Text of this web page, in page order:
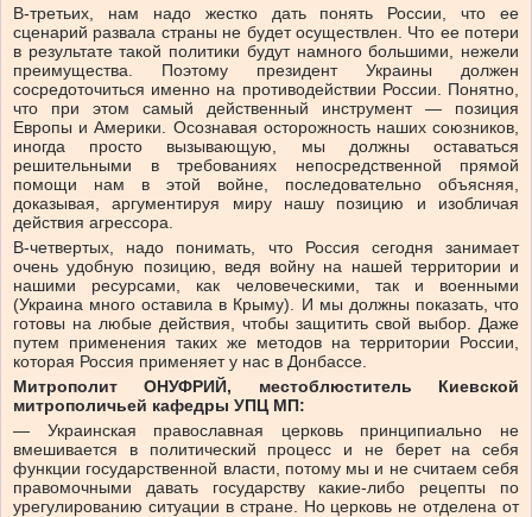
В-третьих, нам надо жестко дать понять России, что ее
сценарий развала страны не будет осуществлен. Что ее потери
в результате такой политики будут намного большими, нежели
преимущества. Поэтому президент Украины должен
сосредоточиться именно на противодействии России. Понятно,
что при этом самый действенный инструмент — позиция
Европы и Америки. Осознавая осторожность наших союзников,
иногда просто вызывающую, мы должны оставаться
решительными в требованиях непосредственной прямой
помощи нам в этой войне, последовательно объясняя,
доказывая, аргументируя миру нашу позицию и изобличая
действия агрессора.
В-четвертых, надо понимать, что Россия сегодня занимает
очень удобную позицию, ведя войну на нашей территории и
нашими ресурсами, как человеческими, так и военными
(Украина много оставила в Крыму). И мы должны показать, что
готовы на любые действия, чтобы защитить свой выбор. Даже
путем применения таких же методов на территории России,
которая Россия применяет у нас в Донбассе.
Митрополит ОНУФРИЙ, местоблюститель Киевской
митрополичьей кафедры УПЦ МП:
— Украинская православная церковь принципиально не
вмешивается в политический процесс и не берет на себя
функции государственной власти, потому мы и не считаем себя
правомочными давать государству какие-либо рецепты по
урегулированию ситуации в стране. Но церковь не отделена от